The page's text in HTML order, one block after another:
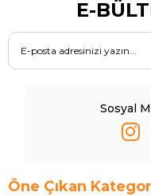
E-
Sosyal
Öne Çıkan